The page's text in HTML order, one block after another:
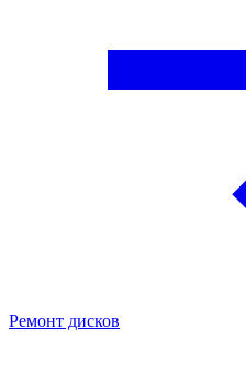
Ремонт дисков